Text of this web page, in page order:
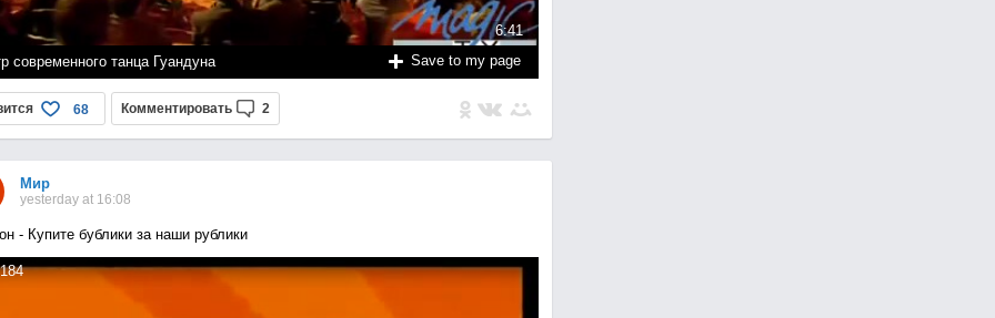
6:41
современного танца Гуандуна Save to my page
68 Комментировать 2
Мир
yesterday at 16:08
- Купите бублики за наши рублики
184